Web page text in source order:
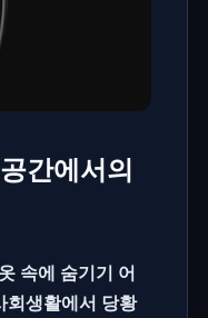
간에서의
속에 숨기기 어
회생활에서 당황